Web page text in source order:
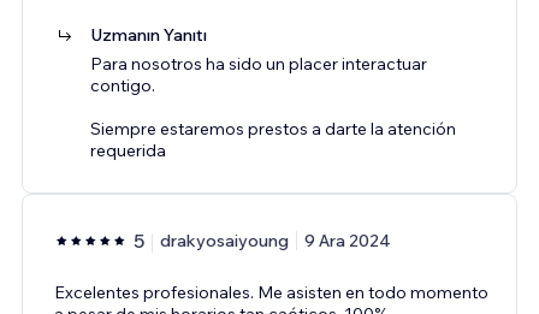
Uzmanın Yanıtı
Para nosotros ha sido un placer interactuar
contigo.
Siempre estaremos prestos a darte la atención
requerida
5 drakyosaiyoung 9 Ara 2024
Excelentes profesionales. Me asisten en todo momento